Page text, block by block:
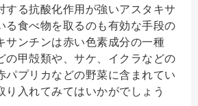
する抗酸化作用が強いアスタキサ
る食べ物を取るのも有効な手段の
サンチンは赤い色素成分の一種
の甲殻類や、サケ、イクラなどの
パプリカなどの野菜に含まれてい
り入れてみてはいかがでしょう